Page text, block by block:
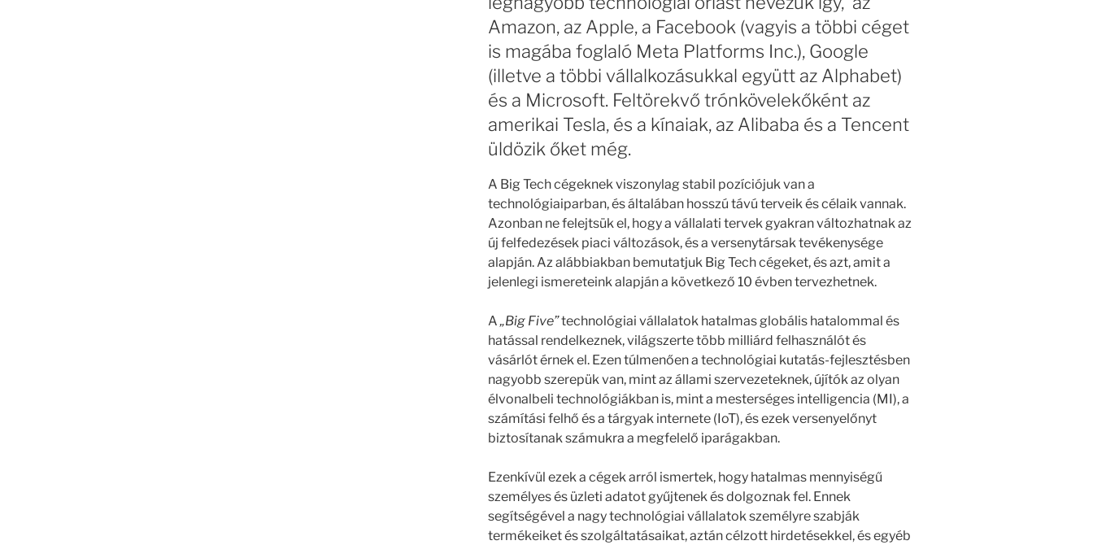
Amazon, az Apple, a Facebook (vagyis a többi céget
is magába foglaló Meta Platforms Inc.), Google
(illetve a többi vállalkozásukkal együtt az Alphabet)
és a Microsoft. Feltörekvő trónkövelekőként az
amerikai Tesla, és a kínaiak, az Alibaba és a Tencent
üldözik őket még.
A Big Tech cégeknek viszonylag stabil pozíciójuk van a
technológiaiparban, és általában hosszú távú terveik és célaik vannak.
Azonban ne felejtsük el, hogy a vállalati tervek gyakran változhatnak az
új felfedezések piaci változások, és a versenytársak tevékenysége
alapján. Az alábbiakban bemutatjuk Big Tech cégeket, és azt, amit a
jelenlegi ismereteink alapján a következő 10 évben tervezhetnek.
A„Big Five”technológiai vállalatok hatalmas globális hatalommal és
hatással rendelkeznek, világszerte több milliárd felhasználót és
vásárlót érnek el. Ezen túlmenően a technológiai kutatás-fejlesztésben
nagyobb szerepük van, mint az állami szervezeteknek, újítók az olyan
élvonalbeli technológiákban is, mint a mesterséges intelligencia (MI), a
számítási felhő és a tárgyak internete (IoT), és ezek versenyelőnyt
biztosítanak számukra a megfelelő iparágakban.
Ezenkívül ezek a cégek arról ismertek, hogy hatalmas mennyiségű
személyes és üzleti adatot gyűjtenek és dolgoznak fel. Ennek
segítségével a nagy technológiai vállalatok személyre szabják
termékeiket és szolgáltatásaikat, aztán célzott hirdetésekkel, és egyéb